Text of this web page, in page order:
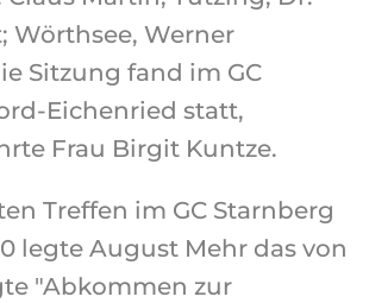
Wörthsee, Werner
Sitzung fand im GC
Eichenried statt,
Frau Birgit Kuntze.
Treffen im GC Starnberg
legte August Mehr das von
"Abkommen zur